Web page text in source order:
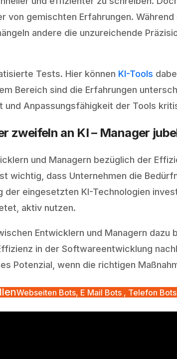
gemischten Erfahrungen.
andere die unzureichende
Tests. Hier können KI-Tools
Bereich sind die Erfahrungen
Anpassungsfähigkeit der Tools
zweifeln an KI – Manager
und Managern bezüglich der
wichtig, dass Unternehmen die
der eingesetzten KI-Technologien
aktiv nutzen.
Entwicklern und Managern dazu
in der Softwareentwicklung
Potenzial, wenn die richtigen
Webseiten Bots, E Mail Bots , Telefon Bots